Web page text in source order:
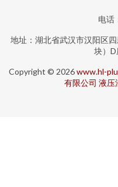
电话
地址：湖北省武汉市汉阳区
块）
Copyright © 2026www.hl-
有限公司 液压